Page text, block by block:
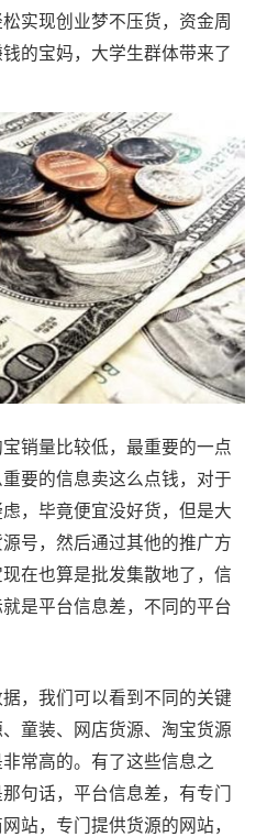
实现创业梦不压货，资金周
的宝妈，大学生群体带来了
量比较低，最重要的一点
要的信息卖这么点钱，对于
，毕竟便宜没好货，但是大
号，然后通过其他的推广方
在也算是批发集散地了，信
是平台信息差，不同的平台
我们可以看到不同的关键
童装、网店货源、淘宝货源
常高的。有了这些信息之
句话，平台信息差，有专门
站，专门提供货源的网站，